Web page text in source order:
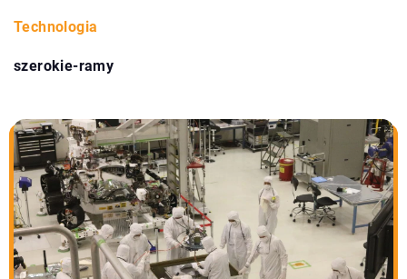
Technologia
szerokie-ramy